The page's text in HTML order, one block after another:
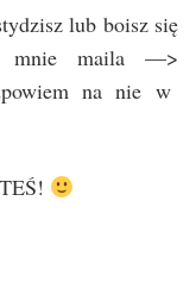
lub boisz się
mnie maila —>
na nie w